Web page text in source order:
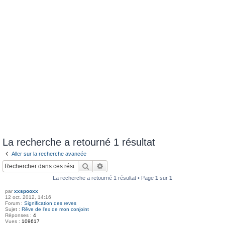
La recherche a retourné 1 résultat
Aller sur la recherche avancée
Rechercher
La recherche a retourné 1 résultat • Page 1 sur 1
par xxspooxx
12 oct. 2012, 14:16
Forum : Signification des reves
Sujet : Rêve de l'ex de mon conjoint
Réponses : 4
Vues : 109617